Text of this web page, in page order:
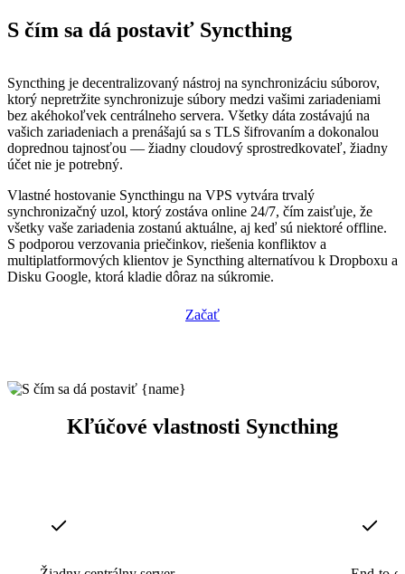
S čím sa dá postaviť Syncthing
Syncthing je decentralizovaný nástroj na synchronizáciu súborov,
ktorý nepretržite synchronizuje súbory medzi vašimi zariadeniami
bez akéhokoľvek centrálneho servera. Všetky dáta zostávajú na
vašich zariadeniach a prenášajú sa s TLS šifrovaním a dokonalou
doprednou tajnosťou — žiadny cloudový sprostredkovateľ, žiadny
účet nie je potrebný.
Vlastné hostovanie Syncthingu na VPS vytvára trvalý
synchronizačný uzol, ktorý zostáva online 24/7, čím zaisťuje, že
všetky vaše zariadenia zostanú aktuálne, aj keď sú niektoré offline.
S podporou verzovania priečinkov, riešenia konfliktov a
multiplatformových klientov je Syncthing alternatívou k Dropboxu a
Disku Google, ktorá kladie dôraz na súkromie.
Začať
Kľúčové vlastnosti Syncthing